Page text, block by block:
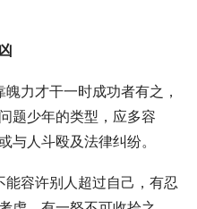
力才干一时成功者有之，
题少年的类型，应多容
与人斗殴及法律纠纷。
容许别人超过自己，有忍